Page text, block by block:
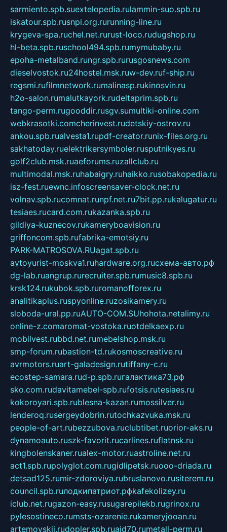
sarmiento.spb.suextelopedia.rulammin-suo.spb.ru
iskatour.spb.rusnpi.org.rurunning-line.ru
krygeva-spa.ruchel.net.rurust-loco.rudugshop.ru
hl-beta.spb.ruschool494.spb.rumymubaby.ru
epoha-metalband.rungr.spb.rurusgosnews.com
dieselvostok.ru24hostel.msk.ruw-dev.ruf-ship.ru
regsmi.rufilmnetwork.rumalinasp.rukinosvin.ru
h2o-salon.rumalutkayork.rudeltaprim.spb.ru
tango-perm.rugooddir.rusgv.sumultiki-online.com
webkrasotki.comcherinvest.rudetskiy-ostrov.ru
ankou.spb.rualvesta1.rupdf-creator.runix-files.org.ru
sakhatoday.ruelektrikersymboler.rusputnikyes.ru
golf2club.msk.ruaeforums.ruzallclub.ru
multimodal.msk.ruhabaigry.ruhaikko.rusobakopedia.ru
isz-fest.ruewnc.infoscreensaver-clock.net.ru
volnav.spb.rucomnat.runpf.net.ru7bit.pp.rukalugatur.ru
tesiaes.rucard.com.rukazanka.spb.ru
gildiya-kuznecov.rukameryboavision.ru
griffoncom.spb.rufabrika-emotsiy.ru
PARK-MATROSOVA.RUagat.spb.ru
avtoyurist-moskva1.ruhardware.org.ruсхема-авто.рф
dg-lab.ruangrup.rurecruiter.spb.rumusic8.spb.ru
krsk124.rukubok.spb.ruromanofforex.ru
analitikaplus.ruspyonline.ruzosikamery.ru
sloboda-ural.pp.ruAUTO-COM.SUhohota.netalimy.ru
online-z.comaromat-vostoka.ruotdelkaexp.ru
mobilvest.rubbd.net.rumebelshop.msk.ru
smp-forum.rubastion-td.rukosmoscreative.ru
avrmotors.ruart-galadesign.rutiffany-c.ru
ecostep-samara.rud-p.spb.ruгалактика73.рф
sko.com.rudavitamebel-spb.rufotsis.rutesiaes.ru
kokoroyari.spb.rublesna-kazan.rumossilver.ru
lenderoq.rusergeydobrin.rutochkazvuka.msk.ru
people-of-art.rubezzubova.ruclubtibet.ruorior-aks.ru
dynamoauto.ruszk-favorit.rucarlines.ruflatnsk.ru
kingbolenskaner.rualex-motor.ruastroline.net.ru
act1.spb.rupolyglot.com.rugidlipetsk.ruooo-driada.ru
detsad125.rumir-zdoroviya.rubruslanovo.rusiterem.ru
council.spb.ruлодкипатриот.рфkafekolizey.ru
iclub.net.rugazon-easy.rusugarepilekb.rugrinox.ru
pylesostineco.rumsts-ozarenie.rukameryjooan.ru
artemovskij.rudopler.spb.ruaid70.rumetall-perm.ru